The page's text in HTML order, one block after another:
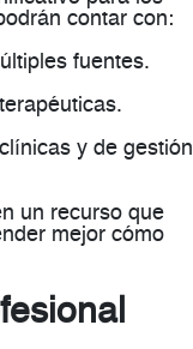
contar con:
fuentes.
.
y de gestión
un recurso que
mejor cómo